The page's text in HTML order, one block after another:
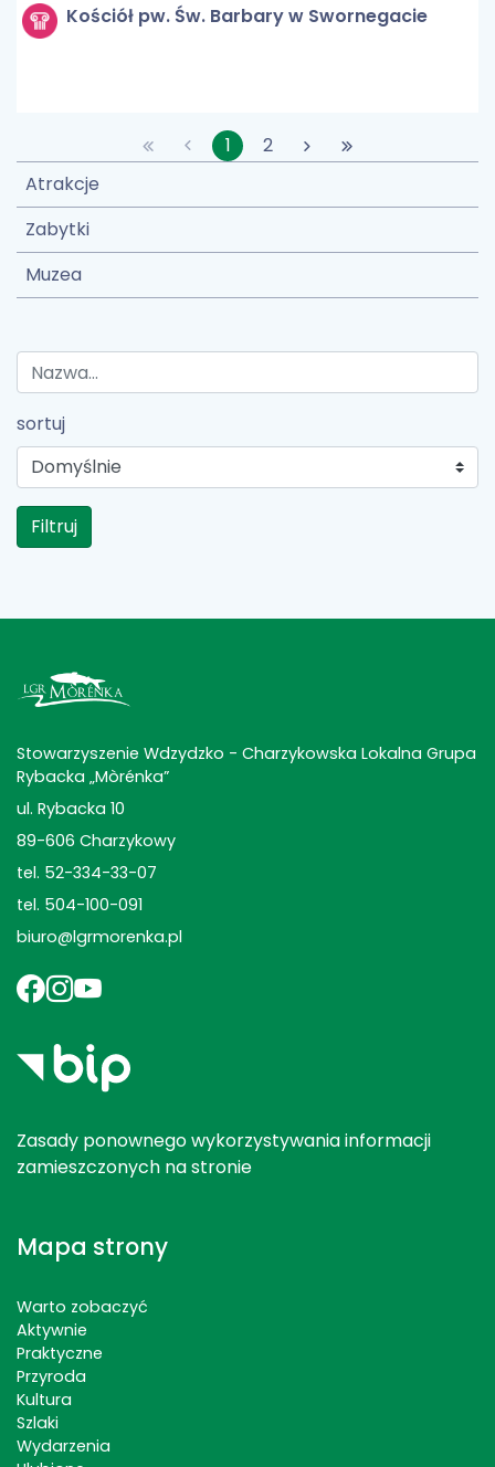
Kościół pw. Św. Barbary w Swornegacie
1
2
Atrakcje
Zabytki
Muzea
sortuj
Filtruj
Stowarzyszenie Wdzydzko - Charzykowska Lokalna Grupa
Rybacka „Mòrénka”
ul. Rybacka 10
89-606 Charzykowy
tel. 52-334-33-07
tel. 504-100-091
biuro@lgrmorenka.pl
Zasady ponownego wykorzystywania informacji
zamieszczonych na stronie
Mapa strony
Warto zobaczyć
Aktywnie
Praktyczne
Przyroda
Kultura
Szlaki
Wydarzenia